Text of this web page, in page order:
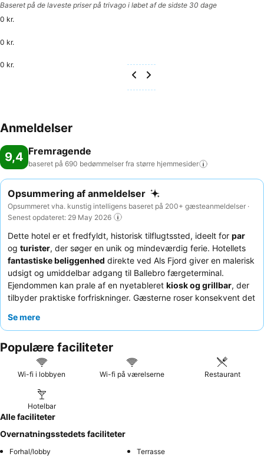
Baseret på de laveste priser på trivago i løbet af de sidste 30 dage
0 kr.
0 kr.
0 kr.
Anmeldelser
9,4 Fremragende
baseret på 690 bedømmelser fra større hjemmesider
Opsummering af anmeldelser
Opsummeret vha. kunstig intelligens baseret på 200+ gæsteanmeldelser ·
Senest opdateret: 29 May 2026
Dette hotel er et fredfyldt, historisk tilflugtssted, ideelt for par
og turister, der søger en unik og mindeværdig ferie. Hotellets
fantastiske beliggenhed direkte ved Als Fjord giver en malerisk
udsigt og umiddelbar adgang til Ballebro færgeterminal.
Ejendommen kan prale af en nyetableret kiosk og grillbar, der
tilbyder praktiske forfriskninger. Gæsterne roser konsekvent det
denhjemmelavede morgenmad
medhavudsigt.
Se mere
Populære faciliteter
Wi-fi i lobbyen Wi-fi på værelserne Restaurant
Hotelbar
Alle faciliteter
Overnatningsstedets faciliteter
Forhal/lobby
Terrasse